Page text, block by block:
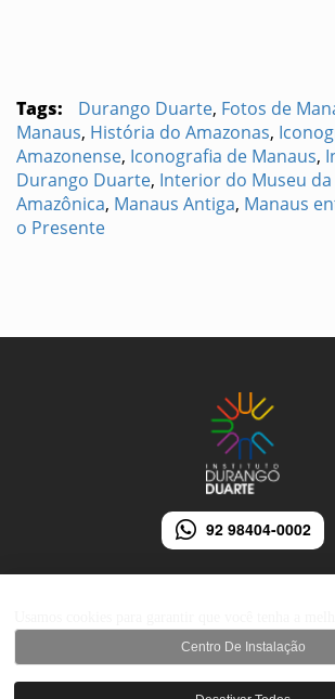
Tags: Durango Duarte, Fotos de
Manaus, História do Amazonas,
Amazonense, Iconografia de Manaus,
Durango Duarte, Interior do Museu da
Amazônica, Manaus Antiga, Manaus
o Presente
92 98404-0002
© 2026 Instituto Durango Duarte - Todos os
Centro De Instalação